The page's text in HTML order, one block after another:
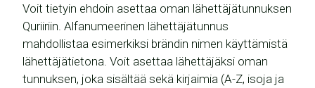
Voit tietyin ehdoin asettaa oman lähettäjätunnuksen
Quriiriin. Alfanumeerinen lähettäjätunnus
mahdollistaa esimerkiksi brändin nimen käyttämistä
lähettäjätietona. Voit asettaa lähettäjäksi oman
tunnuksen, joka sisältää sekä kirjaimia (A-Z, isoja ja